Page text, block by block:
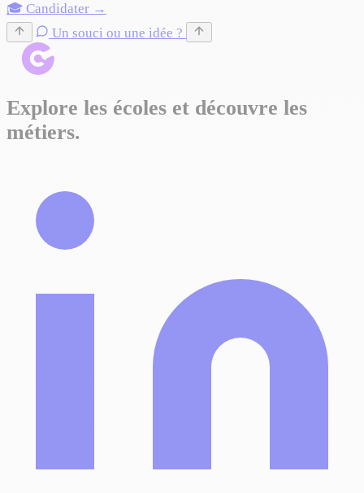
🎓 Candidater →
Un souci ou une idée ?
Explore les écoles et découvre les
métiers.